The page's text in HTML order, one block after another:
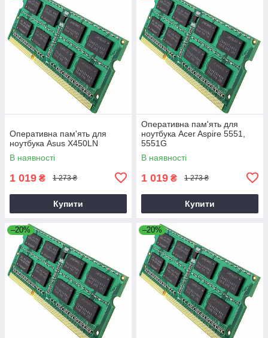
Оперативна пам'ять для
ноутбука Asus X450LN
В наявності
1 019 ₴ 1 273 ₴
Купити
Оперативна пам'ять для
ноутбука Acer Aspire 5551,
5551G
В наявності
1 019 ₴ 1 273 ₴
Купити
–20% –20%